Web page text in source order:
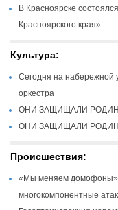
В Красноярске
Красноярского края»
Культура:
Сегодня на набережной
оркестра
ОНИ ЗАЩИЩАЛИ
ОНИ ЗАЩИЩАЛИ
Происшествия:
«Мы меняем домофоны»
многокомпонентные